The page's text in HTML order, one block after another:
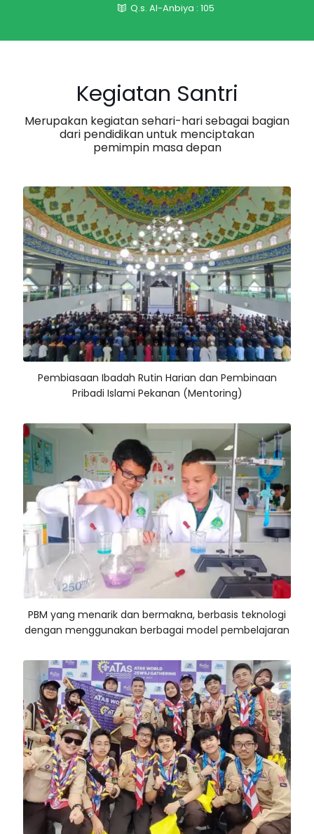
Q.s. Al-Anbiya : 105
Kegiatan Santri
Merupakan kegiatan sehari-hari sebagai bagian
dari pendidikan untuk menciptakan
pemimpin masa depan
Pembiasaan Ibadah Rutin Harian dan Pembinaan
Pribadi Islami Pekanan (Mentoring)
PBM yang menarik dan bermakna, berbasis teknologi
dengan menggunakan berbagai model pembelajaran